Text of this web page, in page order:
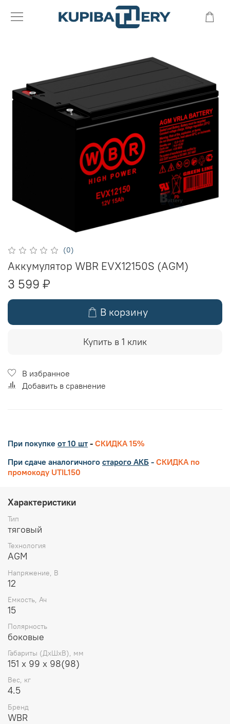
(0)
Аккумулятор WBR EVX12150S (AGM)
3 599 ₽
В корзину
Купить в 1 клик
В избранное
Добавить в сравнение
При покупке от 10 шт - СКИДКА 15%
При сдаче аналогичного старого АКБ - СКИДКА по
промокоду UTIL150
Характеристики
Тип
тяговый
Технология
AGM
Напряжение, В
12
Емкость, Ач
15
Полярность
боковые
Габариты (ДхШхВ), мм
151 х 99 х 98(98)
Вес, кг
4.5
Бренд
WBR